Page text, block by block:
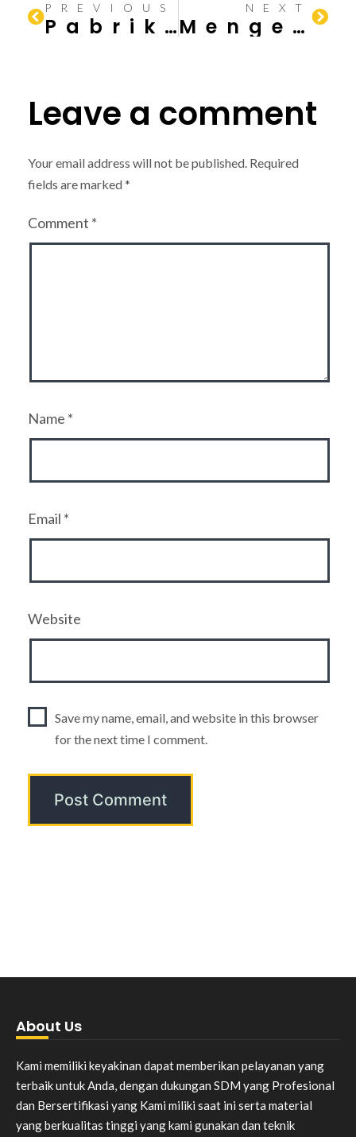
PREVIOUS
Pabrik Industri Cerdas Teknologi untuk Keunggulan Kompetitif
NEXT
Mengenal Dasar-dasar Struktur Rangka Baja
Leave a comment
Your email address will not be published. Required
fields are marked*
Comment *
Name *
Email *
Website
Save my name, email, and website in this browser
for the next time I comment.
About Us
Kami memiliki keyakinan dapat memberikan pelayanan yang
terbaik untuk Anda, dengan dukungan SDM yang Profesional
dan Bersertifikasi yang Kami miliki saat ini serta material
yang berkualitas tinggi yang kami gunakan dan teknik